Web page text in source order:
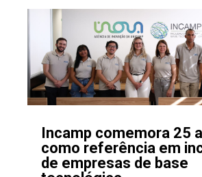
Incamp comemora 25
como referência em
de empresas de base